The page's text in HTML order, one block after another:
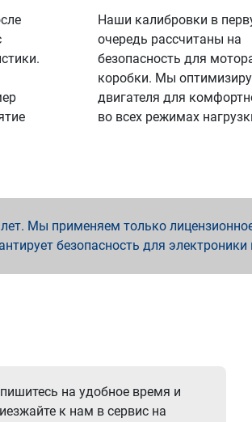
Наши калибровки в
очередь рассчитаны на
безопасность для
коробки. Мы
двигателя для
во всех режимах
Мы применяем только
безопасность для
на удобное время и
к нам в сервис на